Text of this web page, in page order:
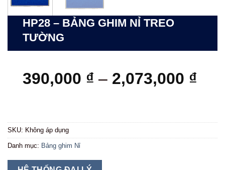
HP28 – BẢNG GHIM NỈ TREO
TƯỜNG
390,000 ₫ – 2,073,000 ₫
đến
SKU: Không áp dụng
Danh mục: Bảng ghim Nỉ